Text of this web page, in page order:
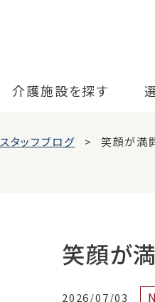
介護施設を探す
スタッフブログ 笑顔が満
笑顔が
2026/07/03